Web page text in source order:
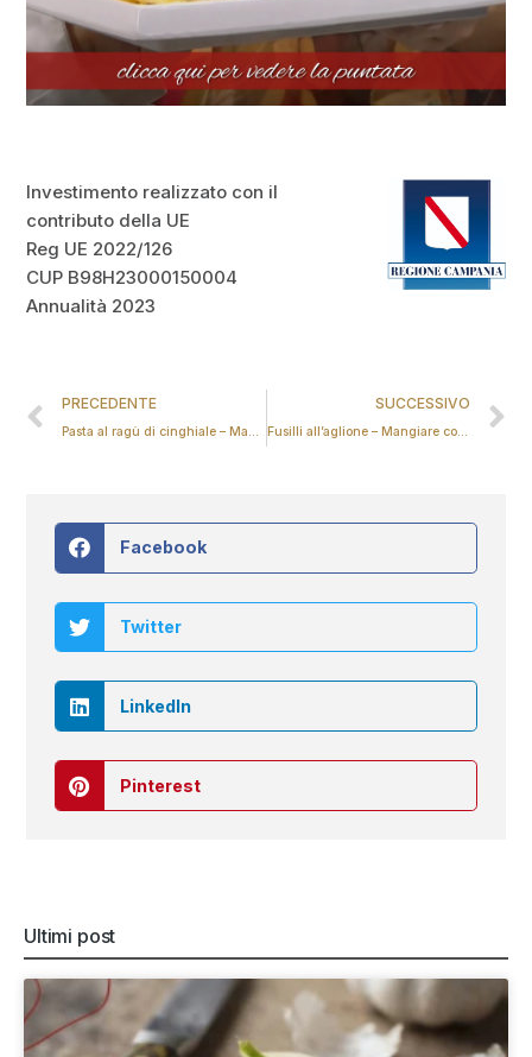
Investimento realizzato con il
contributo della UE
Reg UE 2022/126
CUP B98H23000150004
Annualità 2023
PRECEDENTE
Pasta al ragù di cinghiale – Mangiare con gusto
SUCCESSIVO
Fusilli all’aglione – Mangiare con gusto
Facebook
Twitter
LinkedIn
Pinterest
Ultimi post